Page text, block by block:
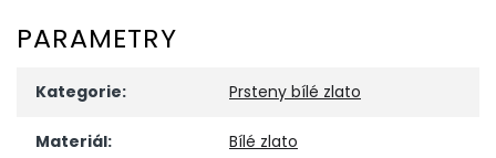
PARAMETRY
Kategorie: Prsteny bílé zlato
Materiál: Bílé zlato